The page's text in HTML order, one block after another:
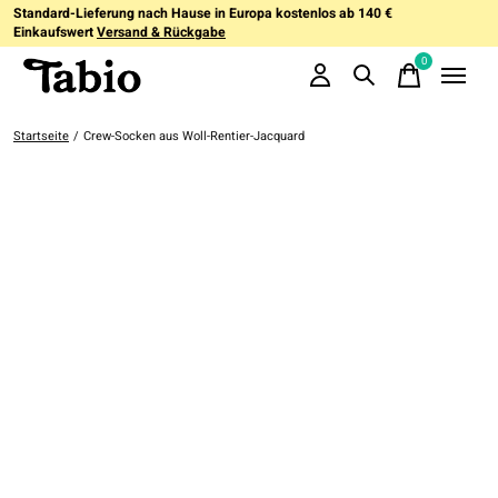
Standard-Lieferung nach Hause in Europa kostenlos ab 140 €
EinkaufswertVersand & Rückgabe
0items
Startseite / Crew-Socken aus Woll-Rentier-Jacquard